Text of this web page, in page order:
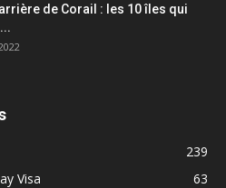
de Corail : les 10 îles qui
239
Visa
63